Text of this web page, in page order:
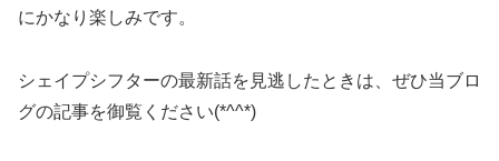
にかなり楽しみです。
シェイプシフターの最新話を見逃したときは、ぜひ当ブロ
グの記事を御覧ください(*^^*)